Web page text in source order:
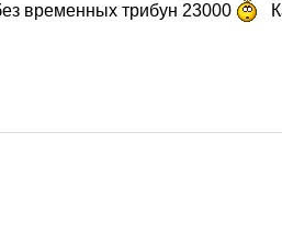
временных трибун 23000